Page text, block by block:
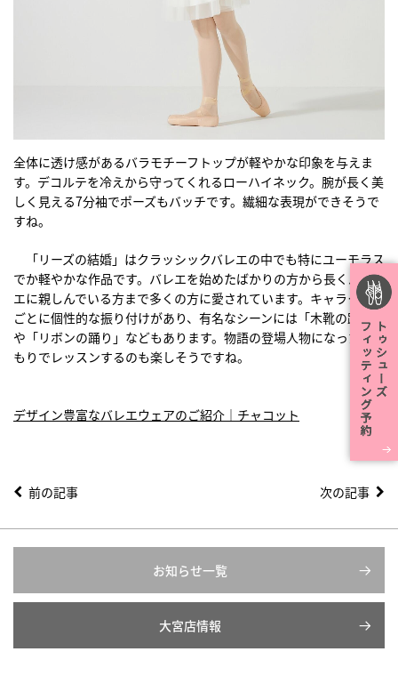
全体に透け感があるバラモチーフトップが軽やかな印象を与えま
す。デコルテを冷えから守ってくれるローハイネック。腕が長く美
しく見える7分袖でポーズもバッチです。繊細な表現ができそうで
すね。
「リーズの結婚」はクラッシックバレエの中でも特にユーモラス
でか軽やかな作品です。バレエを始めたばかりの方から長くバレ
エに親しんでいる方まで多くの方に愛されています。キャラクター
ごとに個性的な振り付けがあり、有名なシーンには「木靴の踊り」
や「リボンの踊り」などもあります。物語の登場人物になったつ
もりでレッスンするのも楽しそうですね。
デザイン豊富なバレエウェアのご紹介｜チャコット
前の記事 次の記事
お知らせ一覧
大宮店情報